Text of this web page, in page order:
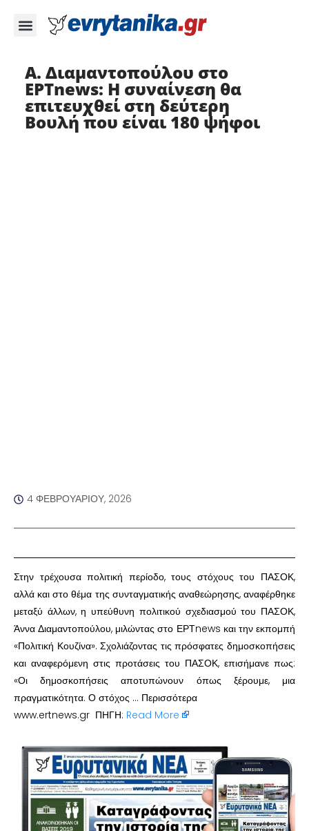
Α. Διαμαντοπούλου στο
ΕΡΤnews: Η συναίνεση θα
επιτευχθεί στη δεύτερη
Βουλή που είναι 180 ψήφοι ​
4 ΦΕΒΡΟΥΑΡΊΟΥ, 2026
​Στην τρέχουσα πολιτική περίοδο, τους στόχους του ΠΑΣΟΚ,
αλλά και στο θέμα της συνταγματικής αναθεώρησης, αναφέρθηκε
μεταξύ άλλων, η υπεύθυνη πολιτικού σχεδιασμού του ΠΑΣΟΚ,
Άννα Διαμαντοπούλου, μιλώντας στο ΕΡΤnews και την εκπομπή
«Πολιτική Κουζίνα». Σχολιάζοντας τις πρόσφατες δημοσκοπήσεις
και αναφερόμενη στις προτάσεις του ΠΑΣΟΚ, επισήμανε πως:
«Οι δημοσκοπήσεις αποτυπώνουν όπως ξέρουμε, μια
πραγματικότητα. Ο στόχος … Περισσότερα
www.ertnews.gr ΠΗΓΗ: Read More